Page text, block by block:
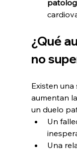
¿Qué
no
Existen una
aumentan
un duelo
Un
Una